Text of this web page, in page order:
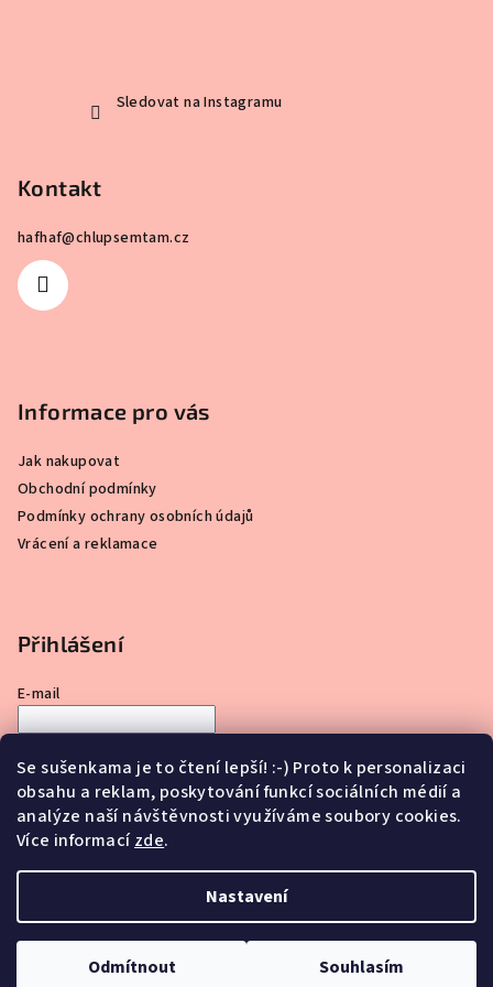
Se sušenkama je to čtení lepší! :-) Proto k personalizaci
obsahu a reklam, poskytování funkcí sociálních médií a
analýze naší návštěvnosti využíváme soubory cookies.
Více informacízde.
Nastavení
Odmítnout Souhlasím
Sledovat na Instagramu
Kontakt
hafhaf@chlupsemtam.cz
Informace pro vás
Jak nakupovat
Obchodní podmínky
Podmínky ochrany osobních údajů
Vrácení a reklamace
Přihlášení
E-mail
Přihlásit se
Nová registrace Zapomenuté heslo
Upravit nastavení cookies